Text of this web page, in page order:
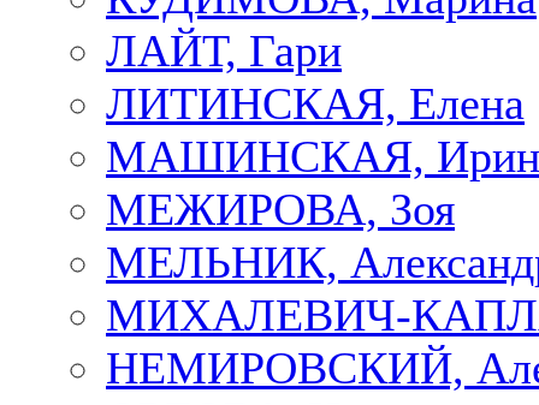
ЛАЙТ, Гари
ЛИТИНСКАЯ, Елена
МАШИНСКАЯ,
МЕЖИРОВА, Зоя
МЕЛЬНИК,
МИХАЛЕВИЧ-
НЕМИРОВСКИЙ,